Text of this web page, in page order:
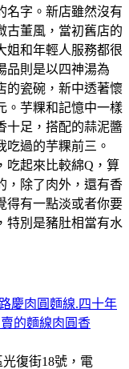
名字。新店雖然沒有
古董風，當初舊店的
姐和年輕人服務都很
品則是以四神湯為
的瓷碗，新中透著懷
。芋粿和記憶中一樣
十足，搭配的蒜泥醬
吃過的芋粿前三。
吃起來比較綿Q，算
，除了肉外，還有香
得有一點淡或者你要
特別是豬肚相當有水
慶肉圓麵線.四十年
的麵線肉圓香
復街18號，電